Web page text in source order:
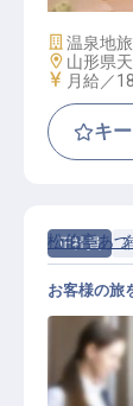
施設業態
温泉地
勤務地
山形県
給与
月給／
キ
正社員
松伯亭あ
お客様の旅